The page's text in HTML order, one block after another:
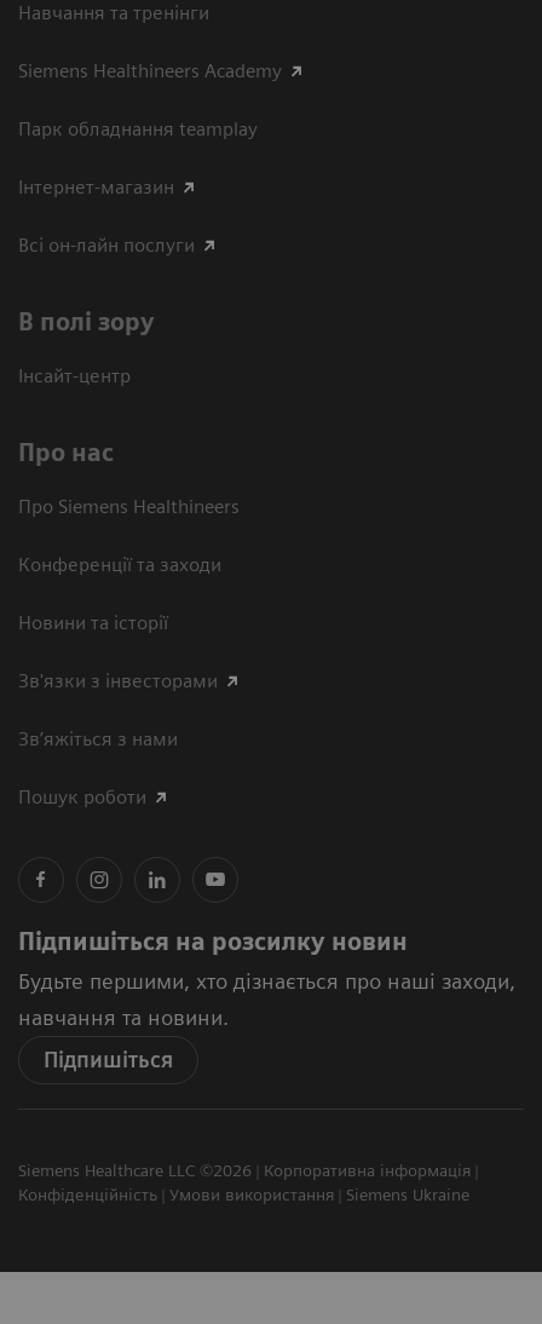
Навчання та тренінги
Siemens Healthineers Academy
Парк обладнання teamplay
Інтернет-магазин
Всі он-лайн послуги
В полі зору
Інсайт-центр
Про нас
Про Siemens Healthineers
Конференції та заходи
Новини та історії
Зв'язки з інвесторами
Зв’яжіться з нами
Пошук роботи
Підпишіться на розсилку новин
Будьте першими, хто дізнається про наші заходи,
навчання та новини.
Підпишіться
Siemens Healthcare LLC ©2026
Корпоративна інформація
Конфіденційність
Умови використання Siemens Ukraine